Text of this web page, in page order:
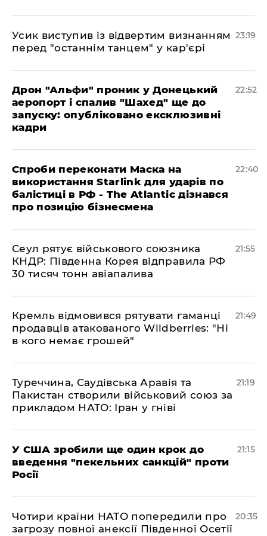
​Усик виступив із відвертим визнанням
перед "останнім танцем" у кар'єрі
23:19
​Дрон "Альфи" проник у Донецький
аеропорт і спалив "Шахед" ще до
запуску: опубліковано ексклюзивні
кадри
22:52
​Спроби переконати Маска на
використання Starlink для ударів по
балістиці в РФ - The Atlantic дізнався
про позицію бізнесмена
22:40
​Сеул рятує військового союзника
КНДР: Південна Корея відправила РФ
30 тисяч тонн авіапалива
21:55
​Кремль відмовився рятувати гаманці
продавців атакованого Wildberries: "Ні
в кого немає грошей"
21:49
​Туреччина, Саудівська Аравія та
Пакистан створили військовий союз за
прикладом НАТО: Іран у гніві
21:19
​У США зробили ще один крок до
введення "пекельних санкцій" проти
Росії
21:15
​Чотири країни НАТО попередили про
загрозу повної анексії Південної Осетії
20:35